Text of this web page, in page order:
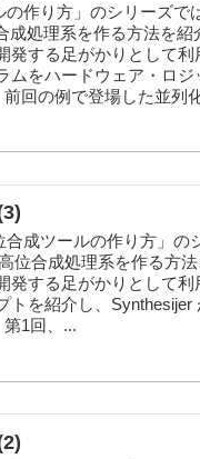
作り方」のシリーズで
処理系を作る方法を
する足がかりとして
をハードウェア・ロ
回の例で登場した並列
成ツールの作り方」の
位合成処理系を作る方
する足がかりとして
を紹介し、Synthesijer
1回、...